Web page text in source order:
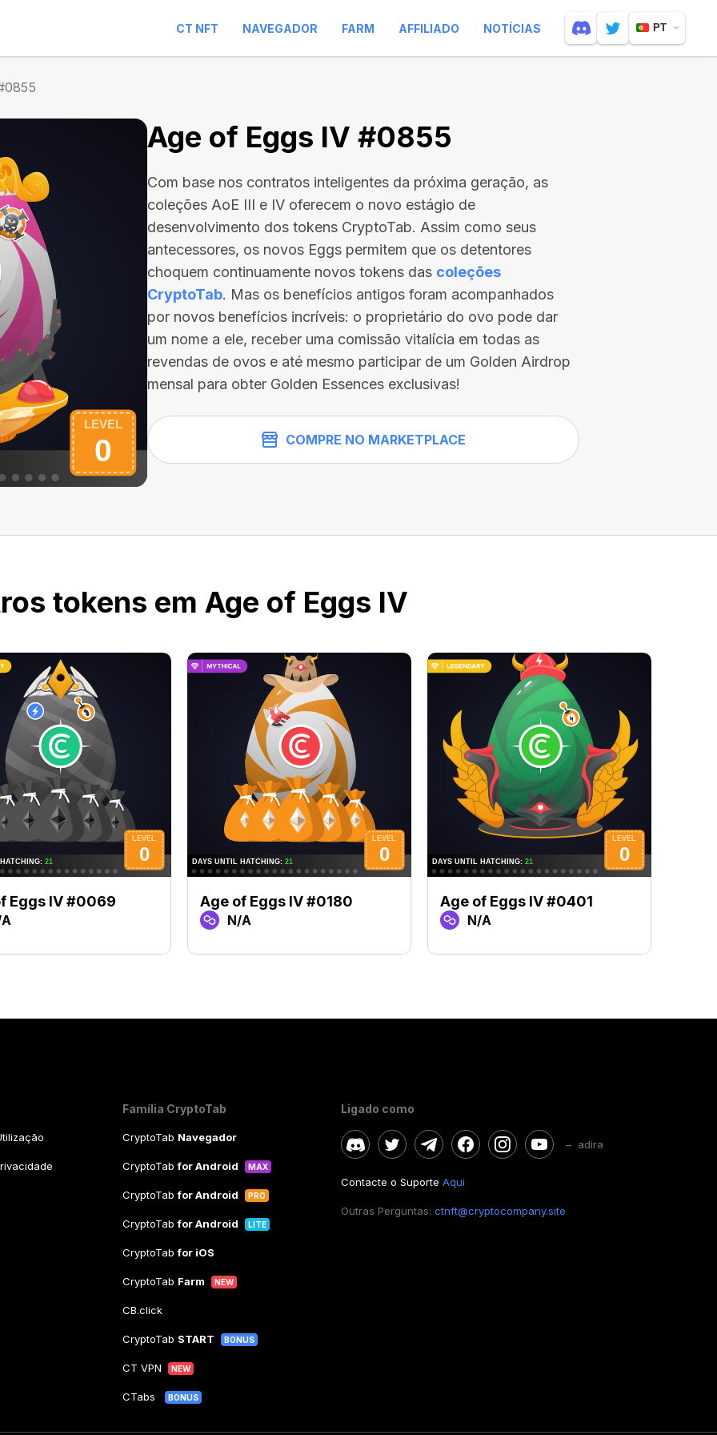
CT NFT NAVEGADOR FARM AFFILIADO NOTÍCIAS PT
Age of Eggs IV #0855
Com base nos contratos inteligentes da próxima geração, as
coleções AoE III e IV oferecem o novo estágio de
desenvolvimento dos tokens CryptoTab. Assim como seus
antecessores, os novos Eggs permitem que os detentores
choquem continuamente novos tokens das coleções
CryptoTab. Mas os benefícios antigos foram acompanhados
por novos benefícios incríveis: o proprietário do ovo pode dar
um nome a ele, receber uma comissão vitalícia em todas as
revendas de ovos e até mesmo participar de um Golden Airdrop
mensal para obter Golden Essences exclusivas!
COMPRE NO MARKETPLACE
tokens em Age of Eggs IV
Eggs IV #0069 Age of Eggs IV #0180
N/A
Age of Eggs IV #0401
N/A
Família CryptoTab
CryptoTab Navegador
CryptoTabfor Android MAX
CryptoTabfor Android PRO
CryptoTabfor Android LITE
CryptoTabfor iOS
CryptoTab Farm NEW
CB.click
CryptoTab START BONUS
CT VPN NEW
CTabs BONUS
Ligado como
– adira
Contacte o Suporte Aqui
Outras Perguntas: ctnft@cryptocompany.site